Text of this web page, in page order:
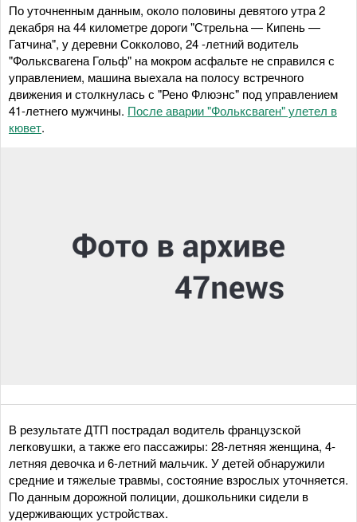
По уточненным данным, около половины девятого утра 2
декабря на 44 километре дороги "Стрельна — Кипень —
Гатчина", у деревни Сокколово, 24 -летний водитель
"Фольксвагена Гольф" на мокром асфальте не справился с
управлением, машина выехала на полосу встречного
движения и столкнулась с "Рено Флюэнс" под управлением
41-летнего мужчины. После аварии "Фольксваген" улетел в
кювет.
В результате ДТП пострадал водитель французской
легковушки, а также его пассажиры: 28-летняя женщина, 4-
летняя девочка и 6-летний мальчик. У детей обнаружили
средние и тяжелые травмы, состояние взрослых уточняется.
По данным дорожной полиции, дошкольники сидели в
удерживающих устройствах.